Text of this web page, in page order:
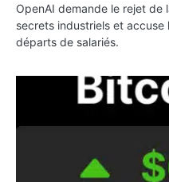
OpenAI demande le rejet
secrets industriels et
départs de salariés.
Bitcoin grimpe au-